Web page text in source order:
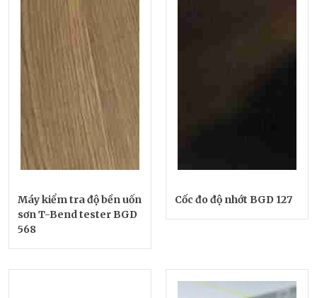
Máy kiểm tra độ bền uốn
sơn T-Bend tester BGD
568
Cốc đo độ nhớt BGD 127